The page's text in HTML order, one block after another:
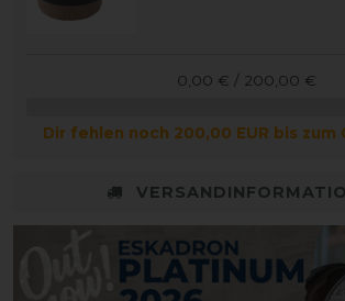
0,00 € / 200,00 €
Dir fehlen noch 200,00 EUR bis zum